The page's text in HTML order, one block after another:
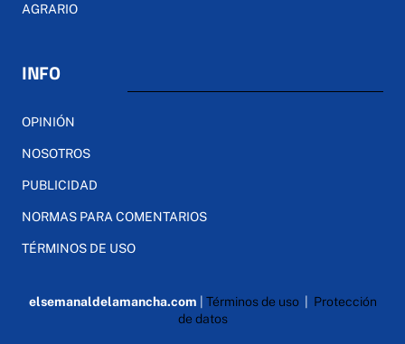
AGRARIO
INFO
OPINIÓN
NOSOTROS
PUBLICIDAD
NORMAS PARA COMENTARIOS
TÉRMINOS DE USO
elsemanaldelamancha.com Términos de uso| Protección
de datos